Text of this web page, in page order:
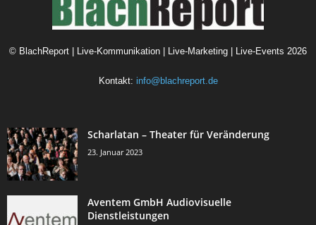
© BlachReport | Live-Kommunikation | Live-Marketing | Live-Events 2026
Kontakt: info@blachreport.de
Scharlatan – Theater für Veränderung
23. Januar 2023
Aventem GmbH Audiovisuelle
Dienstleistungen